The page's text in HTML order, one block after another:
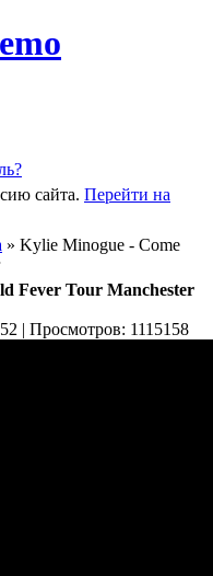
сайта. Перейти на
» Kylie Minogue - Come
Fever Tour Manchester
| Просмотров: 1115158